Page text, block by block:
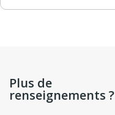
Plus de
renseignements ?